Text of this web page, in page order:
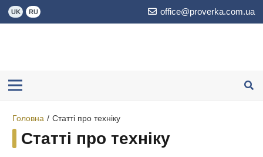
UK RU office@proverka.com.ua
Головна / Статті про техніку
Статті про техніку